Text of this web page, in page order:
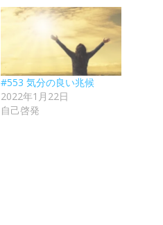
#553 気分の良い兆候
2022年1月22日
自己啓発